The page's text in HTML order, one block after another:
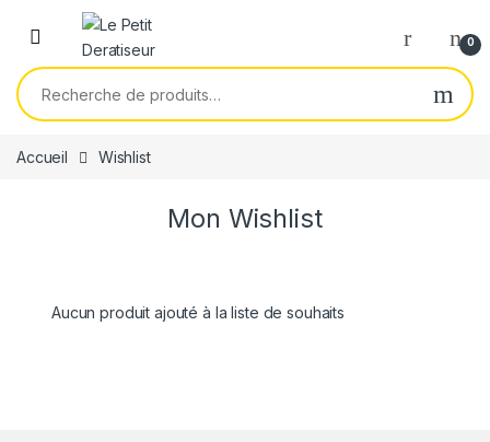
Skip to navigation
Skip to content
0
Recherche pour :
Accueil Wishlist
Mon Wishlist
Aucun produit ajouté à la liste de souhaits